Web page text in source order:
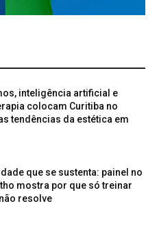
inteligência artificial e
colocam Curitiba no
tendências da estética em
que se sustenta: painel no
mostra por que só treinar
resolve